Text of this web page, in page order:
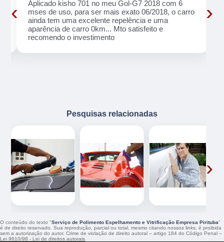
Aplicado kisho 701 no meu Gol-G7 2018 com 6
mses de uso, para ser mais exato 06/2018, o carro
ainda tem uma excelente repelência e uma
aparência de carro 0km... Mto satisfeito e
recomendo o investimento
‹ ›
Pesquisas relacionadas
‹ ›
O conteúdo do texto "Serviço de Polimento Espelhamento e Vitrificação Empresa Pirituba"
é de direito reservado. Sua reprodução, parcial ou total, mesmo citando nossos links, é proibida
sem a autorização do autor. Crime de violação de direito autoral – artigo 184 do Código Penal –
Lei 9610/98 - Lei de direitos autorais